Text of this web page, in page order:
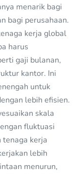
menarik bagi
bagi perusahaan.
kerja global
harus
gaji bulanan,
kantor. Ini
untuk
lebih efisien.
skala
fluktuasi
tenaga kerja
lebih
menurun,